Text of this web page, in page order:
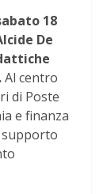
18
De
Al centro
di Poste
e finanza
supporto